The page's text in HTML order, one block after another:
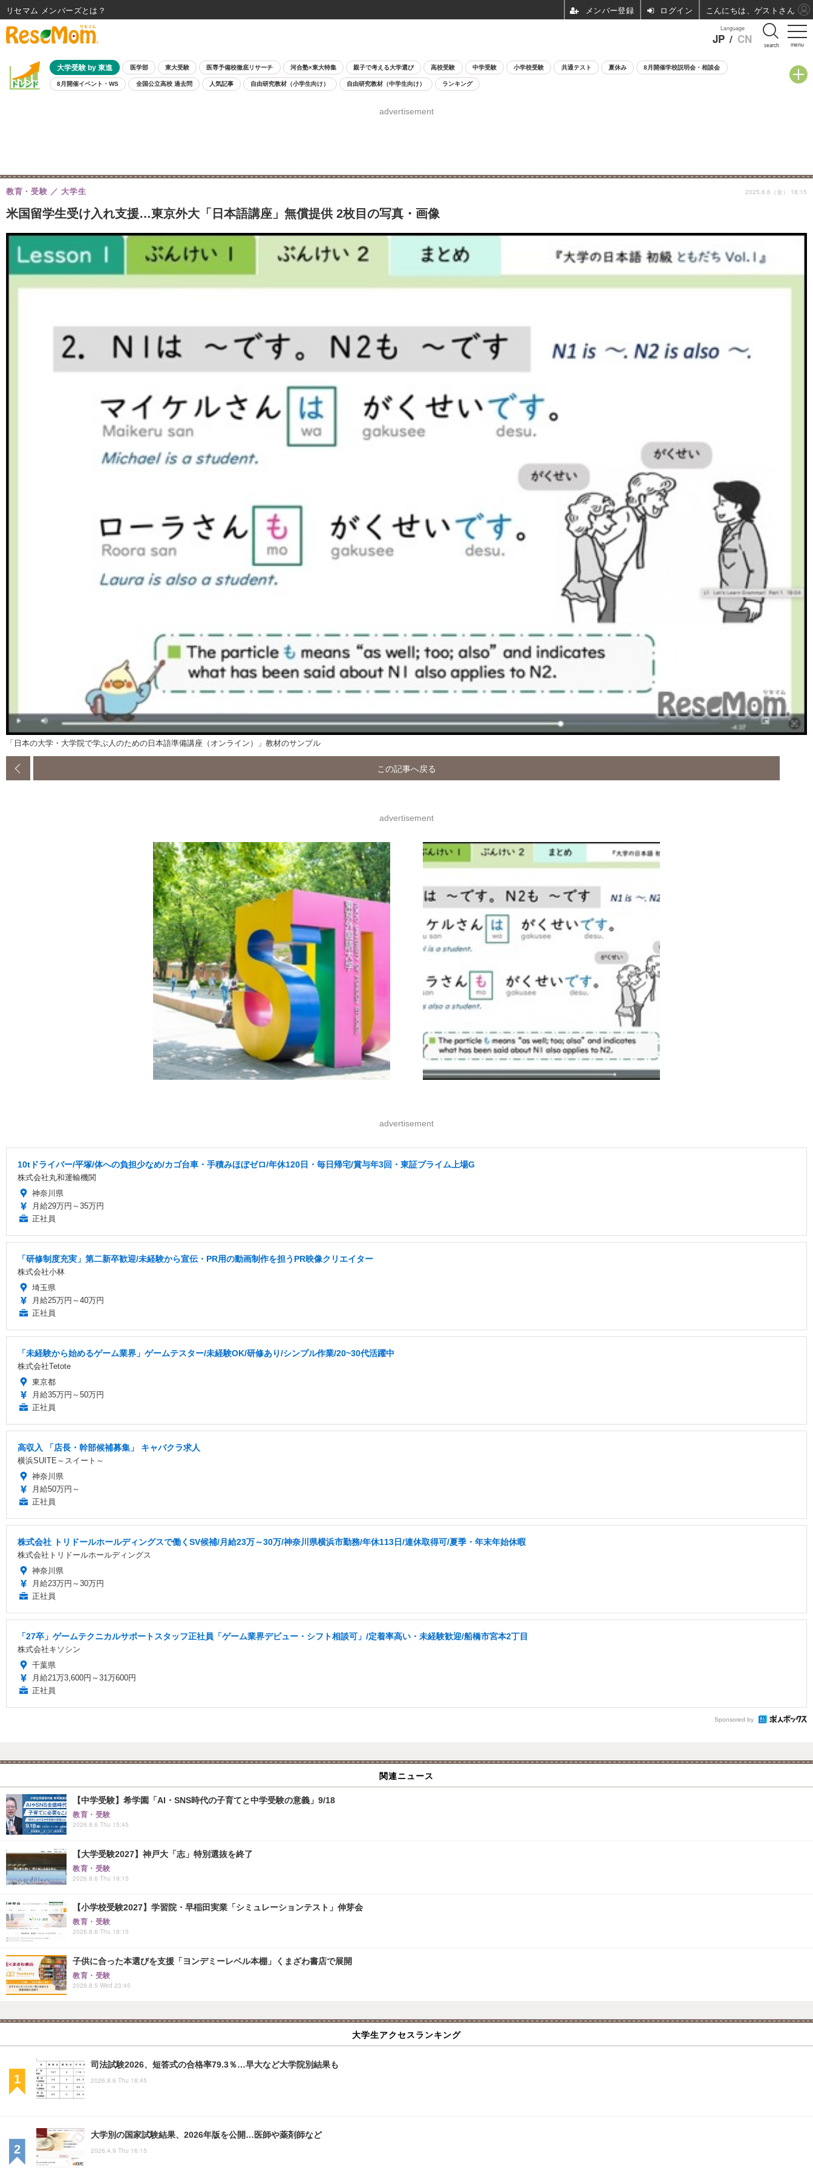
menu
Language
JP / CN search
大学受験 by 東進 医学部 東大受験 医専予備校徹底リサーチ 河合塾×東大特集 親子で考える大学選び 高校受験 中学受験 小学校受験 共通テスト 夏休み 8月開催学校説明会・相談会
8月開催イベント・WS 全国公立高校 過去問 人気記事 自由研究教材（小学生向け） 自由研究教材（中学生向け） ランキング
advertisement
米国留学生受け入れ支援…東京外大「日本語講座」無償提供 2枚目の写真・画像
教育・受験 大学生 2025.6.6（金） 18:15
「日本の大学・大学院で学ぶ人のための日本語準備講座（オンライン）」教材のサンプル
この記事へ戻る
advertisement
advertisement
10tドライバー/平塚/体への負担少なめ/カゴ台車・手積みほぼゼロ/年休120日・毎日帰宅/賞与年3回・東証プライム上場G
株式会社丸和運輸機関
神奈川県
月給29万円～35万円
正社員
「研修制度充実」第二新卒歓迎/未経験から宣伝・PR用の動画制作を担うPR映像クリエイター
株式会社小林
埼玉県
月給25万円～40万円
正社員
「未経験から始めるゲーム業界」ゲームテスター/未経験OK/研修あり/シンプル作業/20~30代活躍中
株式会社Tetote
東京都
月給35万円～50万円
正社員
高収入 「店長・幹部候補募集」 キャバクラ求人
横浜SUITE～スイート～
神奈川県
月給50万円～
正社員
株式会社 トリドールホールディングスで働くSV候補/月給23万～30万/神奈川県横浜市勤務/年休113日/連休取得可/夏季・年末年始休暇
株式会社トリドールホールディングス
神奈川県
月給23万円～30万円
正社員
「27卒」ゲームテクニカルサポートスタッフ正社員「ゲーム業界デビュー・シフト相談可」/定着率高い・未経験歓迎/船橋市宮本2丁目
株式会社キソシン
千葉県
月給21万3,600円～31万600円
正社員
Sponsored by
関連ニュース
【中学受験】希学園「AI・SNS時代の子育てと中学受験の意義」9/18
教育・受験
2026.8.6 Thu 15:45
【大学受験2027】神戸大「志」特別選抜を終了
教育・受験
2026.8.6 Thu 19:15
【小学校受験2027】学習院・早稲田実業「シミュレーションテスト」伸芽会
教育・受験
2026.8.6 Thu 18:15
子供に合った本選びを支援「ヨンデミーレベル本棚」くまざわ書店で展開
教育・受験
2026.8.5 Wed 23:45
大学生アクセスランキング
司法試験2026、短答式の合格率79.3％…早大など大学院別結果も
2026.8.6 Thu 18:45
大学別の国家試験結果、2026年版を公開…医師や薬剤師など
2026.4.9 Thu 16:15
リセマム メンバーズ ログイン こんにちは、ゲストさん